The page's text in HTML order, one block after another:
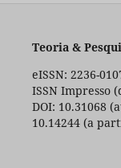
Teoria &
eISSN: 2236-
ISSN Impresso
DOI: 10.31068
10.14244 (a